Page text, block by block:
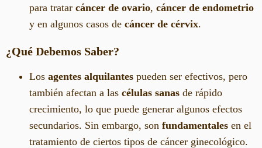
para tratar cáncer de ovario, cáncer de endometrio
y en algunos casos de cáncer de cérvix.
¿Qué Debemos Saber?
Los agentes alquilantes pueden ser efectivos, pero
también afectan a las células sanas de rápido
crecimiento, lo que puede generar algunos efectos
secundarios. Sin embargo, son fundamentales en el
tratamiento de ciertos tipos de cáncer ginecológico.